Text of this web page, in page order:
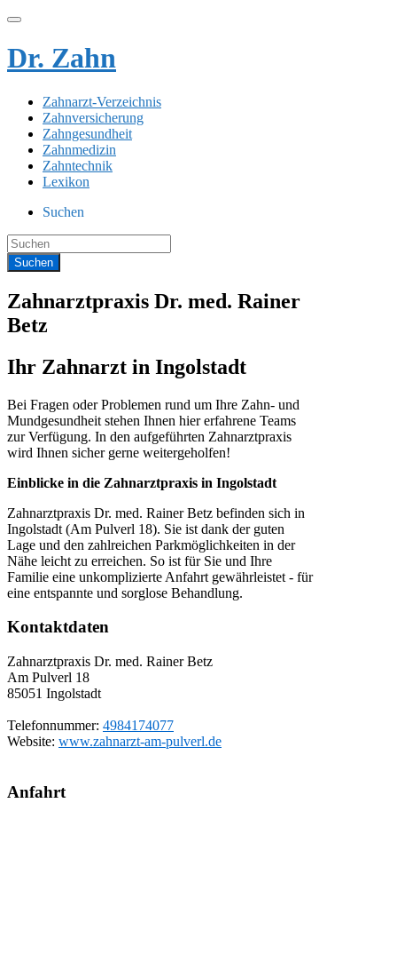
Dr. Zahn
Zahnarzt-Verzeichnis
Zahnversicherung
Zahngesundheit
Zahnmedizin
Zahntechnik
Lexikon
Suchen
Zahnarztpraxis Dr. med. Rainer
Betz
Ihr Zahnarzt in Ingolstadt
Bei Fragen oder Problemen rund um Ihre Zahn- und
Mundgesundheit stehen Ihnen hier erfahrene Teams
zur Verfügung. In den aufgeführten Zahnarztpraxis
wird Ihnen sicher gerne weitergeholfen!
Einblicke in die Zahnarztpraxis in Ingolstadt
Zahnarztpraxis Dr. med. Rainer Betz befinden sich in
Ingolstadt (Am Pulverl 18). Sie ist dank der guten
Lage und den zahlreichen Parkmöglichkeiten in der
Nähe leicht zu erreichen. So ist für Sie und Ihre
Familie eine unkomplizierte Anfahrt gewährleistet - für
eine entspannte und sorglose Behandlung.
Kontaktdaten
Zahnarztpraxis Dr. med. Rainer Betz
Am Pulverl 18
85051 Ingolstadt
Telefonnummer: 4984174077
Website: www.zahnarzt-am-pulverl.de
Anfahrt